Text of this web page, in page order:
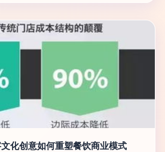
化创意如何重塑餐饮商业模式